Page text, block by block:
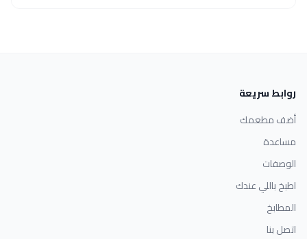
روابط سريعة
أضف مطعمك
مساعدة
الوصفات
اطبخ باللي عندك
المطابخ
اتصل بنا